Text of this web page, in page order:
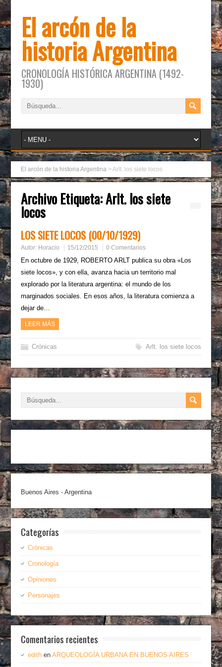
El arcón de la
historia Argentina
CRONOLOGÍA HISTÓRICA ARGENTINA (1492-
1930)
El arcón de la historia Argentina >Arlt. los siete locos
Archivo Etiqueta:Arlt. los siete
locos
LOS SIETE LOCOS (00/10/1929)
Autor: Horacio 15/12/2015 0 Comentarios
En octubre de 1929, ROBERTO ARLT publica su obra «Los
siete locos», y con ella, avanza hacia un territorio mal
explorado por la literatura argentina: el mundo de los
marginados sociales. En esos años, la literatura comienza a
dejar de…
LEER MÁS
Crónicas Arlt. los siete locos
Buenos Aires - Argentina
Categorías
Crónicas
Cronología
Opiniones
Personajes
Comentarios recientes
edith enARQUEOLOGÍA URBANA EN BUENOS AIRES